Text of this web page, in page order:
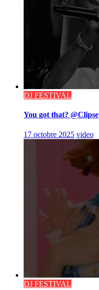
DJ FESTIVAL
You got that? @Clipse
17 octobre 2025 video
DJ FESTIVAL